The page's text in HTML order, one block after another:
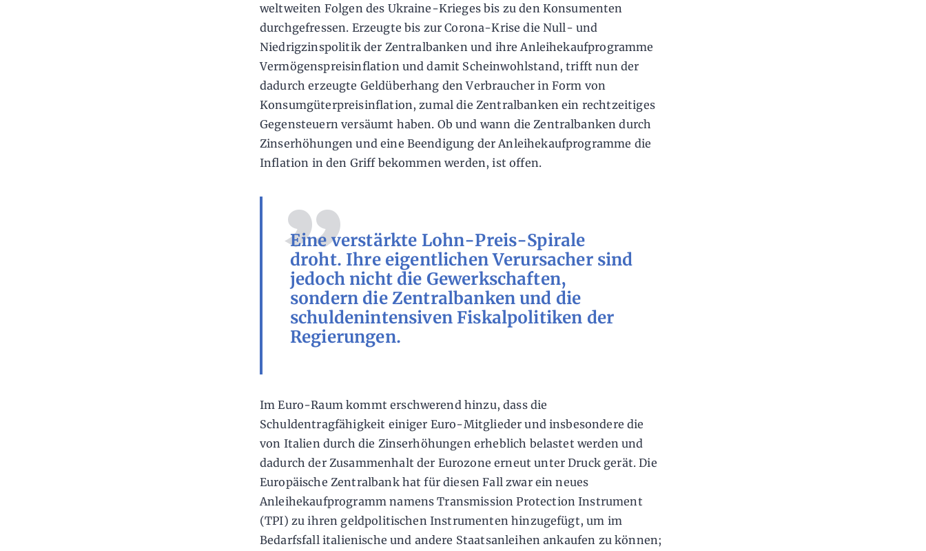
weltweiten Folgen des Ukraine-Krieges bis zu den Konsumenten
durchgefressen. Erzeugte bis zur Corona-Krise die Null- und
Niedrigzinspolitik der Zentralbanken und ihre Anleihekaufprogramme
Vermögenspreisinflation und damit Scheinwohlstand, trifft nun der
dadurch erzeugte Geldüberhang den Verbraucher in Form von
Konsumgüterpreisinflation, zumal die Zentralbanken ein rechtzeitiges
Gegensteuern versäumt haben. Ob und wann die Zentralbanken durch
Zinserhöhungen und eine Beendigung der Anleihekaufprogramme die
Inflation in den Griff bekommen werden, ist offen.
Eine verstärkte Lohn-Preis-Spirale
droht. Ihre eigentlichen Verursacher sind
jedoch nicht die Gewerkschaften,
sondern die Zentralbanken und die
schuldenintensiven Fiskalpolitiken der
Regierungen.
Im Euro-Raum kommt erschwerend hinzu, dass die
Schuldentragfähigkeit einiger Euro-Mitglieder und insbesondere die
von Italien durch die Zinserhöhungen erheblich belastet werden und
dadurch der Zusammenhalt der Eurozone erneut unter Druck gerät. Die
Europäische Zentralbank hat für diesen Fall zwar ein neues
Anleihekaufprogramm namens Transmission Protection Instrument
(TPI) zu ihren geldpolitischen Instrumenten hinzugefügt, um im
Bedarfsfall italienische und andere Staatsanleihen ankaufen zu können;